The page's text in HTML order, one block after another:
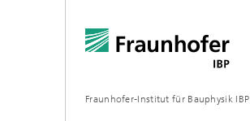
Fraunhofer-Institut für Bauphysik IBP